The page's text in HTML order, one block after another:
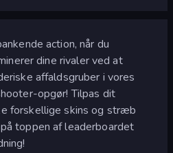
action, når du
dine rivaler ved at
affaldsgruber i vores
opgør! Tilpas dit
forskellige skins og stræb
toppen af leaderboardet